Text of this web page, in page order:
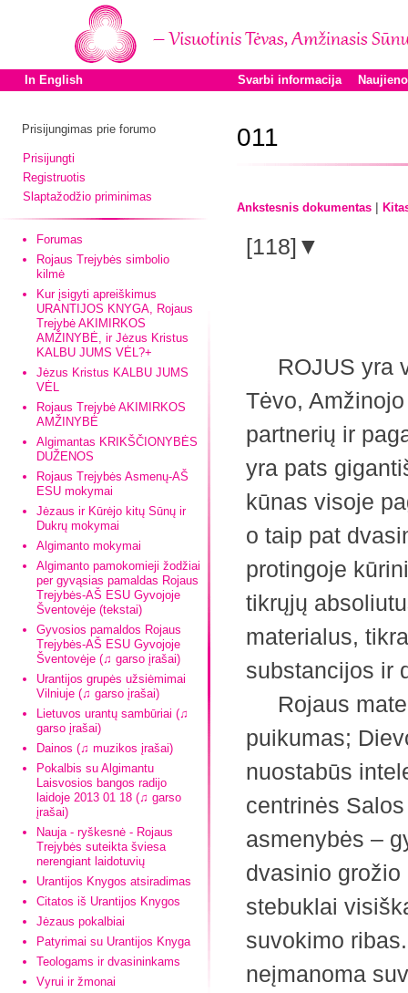
In English Svarbi informacija
Prisijungimas prie forumo
Prisijungti
Registruotis
Slaptažodžio priminimas
Forumas
Rojaus Trejybės simbolio
kilmė
Kur įsigyti apreiškimus
URANTIJOS KNYGA, Rojaus
Trejybė AKIMIRKOS
AMŽINYBĖ, ir Jėzus Kristus
KALBU JUMS VĖL?+
Jėzus Kristus KALBU JUMS
VĖL
Rojaus Trejybė AKIMIRKOS
AMŽINYBĖ
Algimantas KRIKŠČIONYBĖS
DUŽENOS
Rojaus Trejybės Asmenų-AŠ
ESU mokymai
Jėzaus ir Kūrėjo kitų Sūnų ir
Dukrų mokymai
Algimanto mokymai
Algimanto pamokomieji žodžiai
per gyvąsias pamaldas Rojaus
Trejybės-AŠ ESU Gyvojoje
Šventovėje (tekstai)
Gyvosios pamaldos Rojaus
Trejybės-AŠ ESU Gyvojoje
Šventovėje (♫ garso įrašai)
Urantijos grupės užsiėmimai
Vilniuje (♫ garso įrašai)
Lietuvos urantų sambūriai (♫
garso įrašai)
Dainos (♫ muzikos įrašai)
Pokalbis su Algimantu
Laisvosios bangos radijo
laidoje 2013 01 18 (♫ garso
įrašai)
Nauja - ryškesnė - Rojaus
Trejybės suteikta šviesa
nerengiant laidotuvių
Urantijos Knygos atsiradimas
Citatos iš Urantijos Knygos
Jėzaus pokalbiai
Patyrimai su Urantijos Knyga
Teologams ir dvasininkams
Vyrui ir žmonai
011
Ankstesnis dokumentas |
[118]▼
ROJUS yra
Tėvo,
partnerių ir
yra pats
kūnas visoje
o taip pat
protingoje
tikrųjų
materialus,
substancijos ir
Rojaus
puikumas;
nuostabūs
centrinės
asmenybės –
dvasinio
stebuklai
suvokimo
neįmanoma